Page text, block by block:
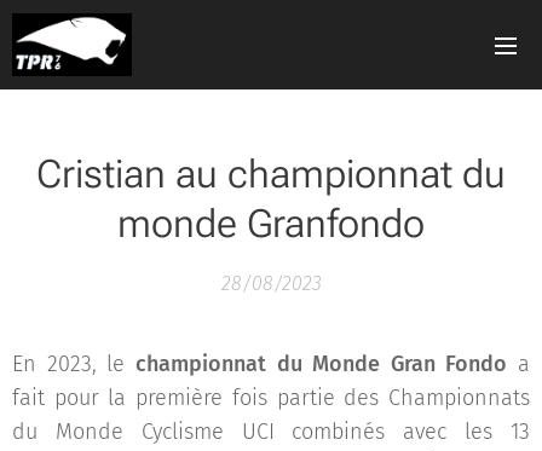
Cristian au championnat du
monde Granfondo
28/08/2023
En 2023, le championnat du Monde Gran Fondo a
fait pour la première fois partie des Championnats
du Monde Cyclisme UCI combinés avec les 13